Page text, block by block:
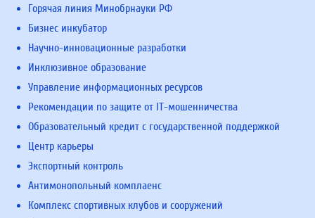
Горячая линия Минобрнауки РФ
Бизнес инкубатор
Научно-инновационные разработки
Инклюзивное образование
Управление информационных ресурсов
Рекомендации по защите от IT-мошенничества
Образовательный кредит с государственной поддержкой
Центр карьеры
Экспортный контроль
Антимонопольный комплаенс
Комплекс спортивных клубов и сооружений